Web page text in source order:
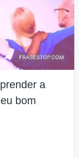
a
bom